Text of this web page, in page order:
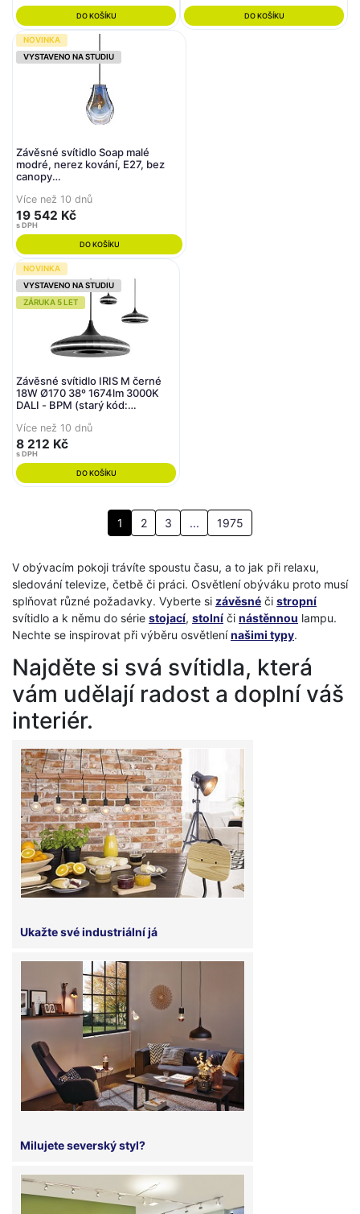
DO KOŠÍKU DO KOŠÍKU
NOVINKA
VYSTAVENO NA STUDIU
Závěsné svítidlo Soap malé
modré, nerez kování, E27, bez
canopy
- BOMMA
Více než 10 dnů
19 542 Kč
s DPH
DO KOŠÍKU
NOVINKA
VYSTAVENO NA STUDIU
ZÁRUKA 5 LET
Závěsné svítidlo IRIS M černé
18W Ø170 38º 1674lm 3000K
DALI - BPM (starý kód:
Více než 10 dnů
8 212 Kč
s DPH
DO KOŠÍKU
1 2 3 ... 1975
V obývacím pokoji trávíte spoustu času, a to jak při relaxu,
sledování televize, četbě či práci. Osvětlení obýváku proto musí
splňovat různé požadavky. Vyberte si závěsné či stropní
svítidlo a k němu do série stojací, stolní či nástěnnou lampu.
Nechte se inspirovat při výběru osvětlenínašimi typy.
Najděte si svá svítidla, která
vám udělají radost a doplní váš
interiér.
Ukažte své industriální já
Milujete severský styl?